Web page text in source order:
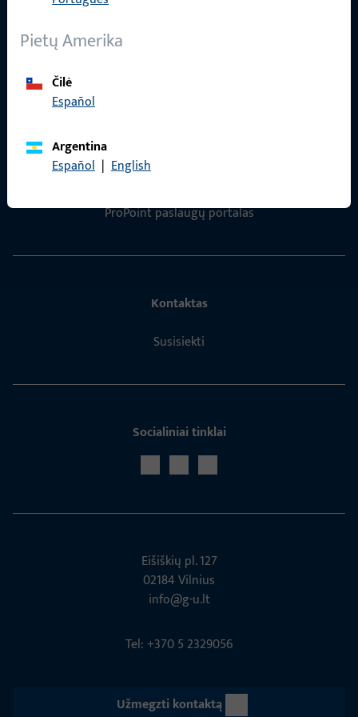
Pietų Amerika
Čilė
Español
Argentina
Español | EnglishGreita prieiga
ProPoint paslaugų portalas
Kontaktas
Susisiekti
Socialiniai tinklai
Eišiškių pl. 127
02184 Vil­nius
info@g-u.lt
Tel: +370 5 2329056
Užmegzti kontaktą